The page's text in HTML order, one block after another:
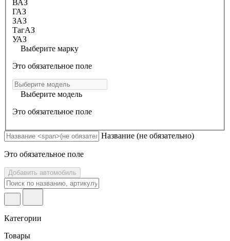
ВАЗ
ГАЗ
ЗАЗ
ТагАЗ
УАЗ
Выберите марку
Это обязательное поле
Выберите модель
Это обязательное поле
Название (не обязательно)
Это обязательное поле
Добавить автомобиль
Категории
Товары